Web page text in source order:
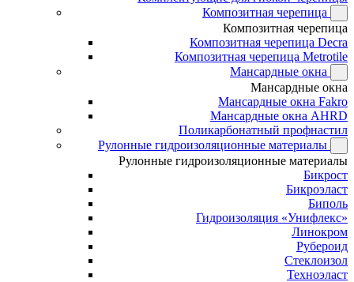
Композитная черепица
Композитная черепица
Композитная черепица Decra
Композитная черепица Metrotile
Мансардные окна
Мансардные окна
Мансардные окна Fakro
Мансардные окна AHRD
Поликарбонатный профнастил
Рулонные гидроизоляционные материалы
Рулонные гидроизоляционные материалы
Бикрост
Бикроэласт
Биполь
Гидроизоляция «Унифлекс»
Линокром
Рубероид
Стеклоизол
Техноэласт